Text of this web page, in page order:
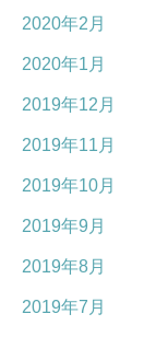
2020年2月
2020年1月
2019年12月
2019年11月
2019年10月
2019年9月
2019年8月
2019年7月